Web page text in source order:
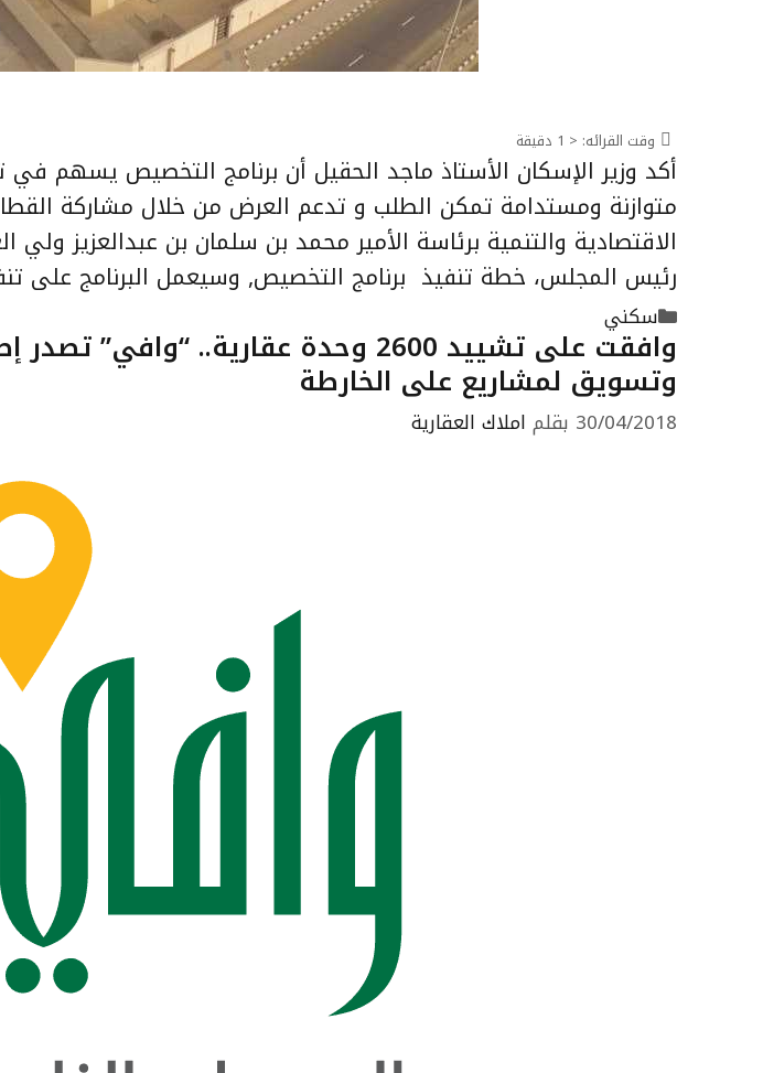
وقت القرائه: < 1 دقيقة
أكد وزير الإسكان الأستاذ ماجد الحقيل أن برنامج التخصيص يسهم في
متوازنة ومستدامة تمكن الطلب و تدعم العرض من خلال مشاركة
الاقتصادية والتنمية برئاسة الأمير محمد بن سلمان بن عبدالعزيز
رئيس المجلس، خطة تنفيذ برنامج التخصيص, وسيعمل البرنامج على
التصنيفات
سكني
وتسويق لمشاريع على الخارطة
30/04/2018 بقلم املاك العقارية